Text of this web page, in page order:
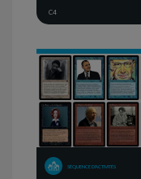
C4
SÉQUENCE D'ACTIVITÉS